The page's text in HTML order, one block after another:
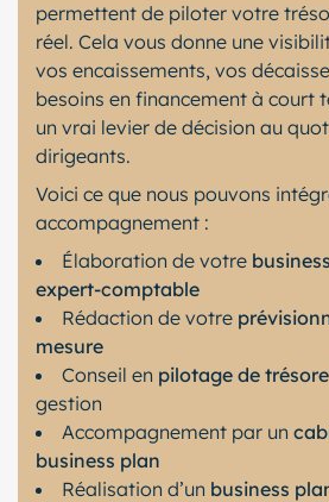
permettent de piloter votre
réel. Cela vous donne une
vos encaissements, vos
besoins en financement à court
un vrai levier de décision au
dirigeants.
Voici ce que nous pouvons
accompagnement :
Élaboration de votre
expert-comptable
Rédaction de votre
mesure
Conseil en pilotage de
gestion
Accompagnement par un
business plan
Réalisation d’un business